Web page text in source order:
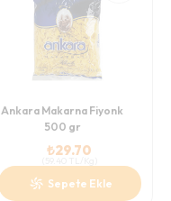
Ankara Makarna Fiyonk
500 gr
₺29.70
Sepete Ekle